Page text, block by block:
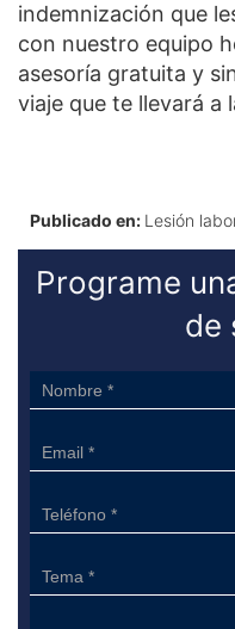
indemnización que
con nuestro equipo
asesoría gratuita y
viaje que te llevará a
Publicado en: Lesión
Programe
de
Sidebar
Form